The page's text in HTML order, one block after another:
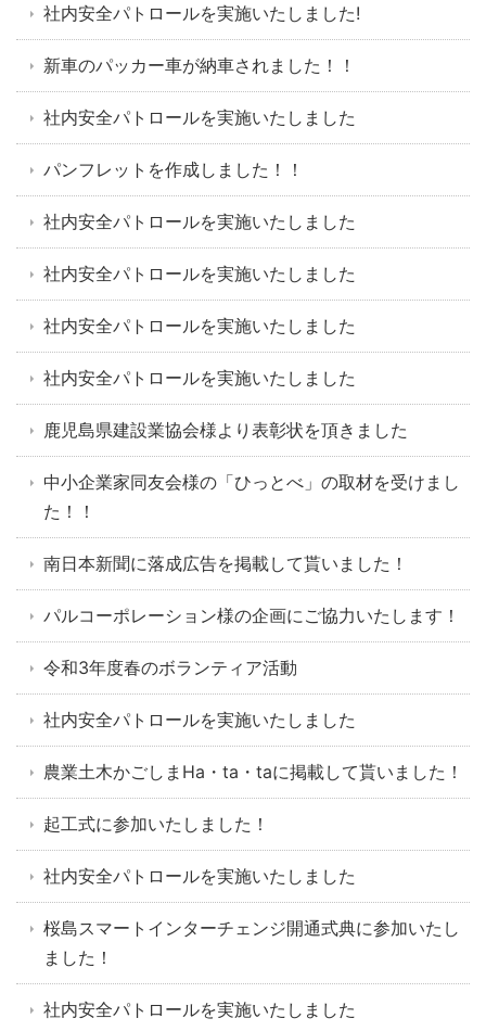
社内安全パトロールを実施いたしました!
新車のパッカー車が納車されました！！
社内安全パトロールを実施いたしました
パンフレットを作成しました！！
社内安全パトロールを実施いたしました
社内安全パトロールを実施いたしました
社内安全パトロールを実施いたしました
社内安全パトロールを実施いたしました
鹿児島県建設業協会様より表彰状を頂きました
中小企業家同友会様の「ひっとべ」の取材を受けまし
た！！
南日本新聞に落成広告を掲載して貰いました！
パルコーポレーション様の企画にご協力いたします！
令和3年度春のボランティア活動
社内安全パトロールを実施いたしました
農業土木かごしまHa・ta・taに掲載して貰いました！
起工式に参加いたしました！
社内安全パトロールを実施いたしました
桜島スマートインターチェンジ開通式典に参加いたし
ました！
社内安全パトロールを実施いたしました